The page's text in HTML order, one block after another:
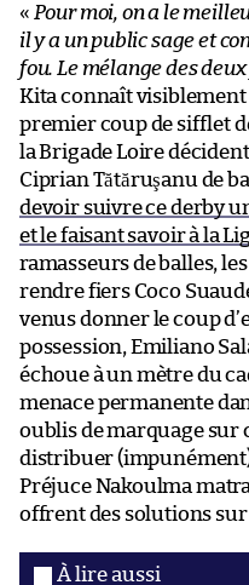
« Pour moi, on a le
il y a un public sage et
fou. Le mélange des
Kita connaît visiblement
premier coup de sifflet
la Brigade Loire
Ciprian Tătăruşanu de
devoir suivre ce derby
et le faisant savoir à la
ramasseurs de balles,
rendre fiers Coco
venus donner le coup
possession, Emiliano
échoue à un mètre du
menace permanente
oublis de marquage sur
distribuer (impunément)
Préjuce Nakoulma
offrent des solutions